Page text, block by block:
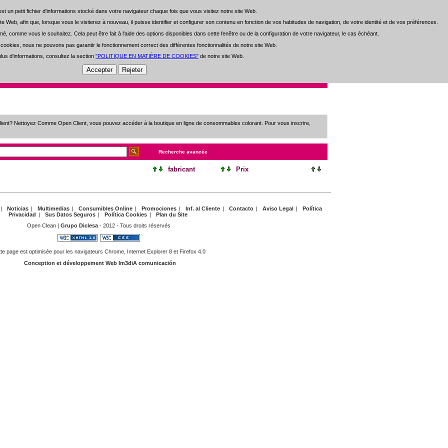
un petit fichier d'informations stocké dans votre navigateur chaque fois que vous visitez notre site Web.
afin que, lorsque vous le visiterez à nouveau, il puisse identifier et configurer son contenu en fonction de vos habitudes de navigation, de votre identité et de vos préférences.
comme vous le souhaitez. Cela peut être fait à l'aide des options disponibles dans cette fenêtre ou de la configuration de votre navigateur, le cas échéant.
nous ne pouvons pas garantir le fonctionnement correct des différentes fonctionnalités de notre site Web.
d'informations, consultez la section "POLITIQUE EN MATIÈRE DE COOKIES" de notre site Web.
un petit fichier d'informations stocké dans votre navigateur chaque fois que vous visitez notre site Web.
afin que, lorsque vous le visiterez à nouveau, il puisse identifier et configurer son contenu en fonction de vos habitudes de navigation, de votre identité et de vos préférences.
comme vous le souhaitez. Cela peut être fait à l'aide des options disponibles dans cette fenêtre ou de la configuration de votre navigateur, le cas échéant.
nous ne pouvons pas garantir le fonctionnement correct des différentes fonctionnalités de notre site Web.
d'informations, consultez la section "POLITIQUE EN MATIÈRE DE COOKIES" de notre site Web.
Experience
Nettoyez Comme Open Client, vous pouvez accéder à la boutique en ligne de consommables colorant. Pour vous inscrire,
Recherche avancée
fabricant Prix
0 Sélection d'articles
Noticias | Multimedias | Consumibles Online | Promociones | Inf. al Cliente | Contacto | Aviso Legal |
Política
Privacidad | Sus Datos Seguros | Política Cookies |
Plan du Site
Open Clean | Grupo Diclesa- 2012 - Tous droits réservés
page est optimisée pour les navigateurs Chrome, Internet Explorer 8 et Firefox 4.0
Conception et développement Web Im3diA comunicación